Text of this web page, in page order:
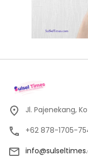
Jl. Pajenekang,
+62 878-1705-